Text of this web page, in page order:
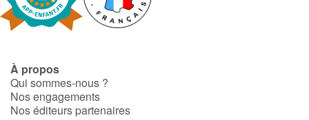
Fable, mythe, littérature et poésie
Ogres, monstres et sorcières
Héroïnes et héros
À propos
Qui sommes-nous ?
Nos engagements
Nos éditeurs partenaires